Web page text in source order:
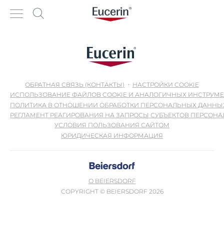
ОБРАТНАЯ СВЯЗЬ (КОНТАКТЫ)
НАСТРОЙКИ COOKIE
ИСПОЛЬЗОВАНИЕ ФАЙЛОВ COOKIE И АНАЛОГИЧНЫХ
ПОЛИТИКА В ОТНОШЕНИИ ОБРАБОТКИ ПЕРСОНАЛЬНЫХ
РЕГЛАМЕНТ РЕАГИРОВАНИЯ НА ЗАПРОСЫ СУБЪЕКТОВ
УСЛОВИЯ ПОЛЬЗОВАНИЯ САЙТОМ
ЮРИДИЧЕСКАЯ ИНФОРМАЦИЯ
О BEIERSDORF
COPYRIGHT © BEIERSDORF 2026